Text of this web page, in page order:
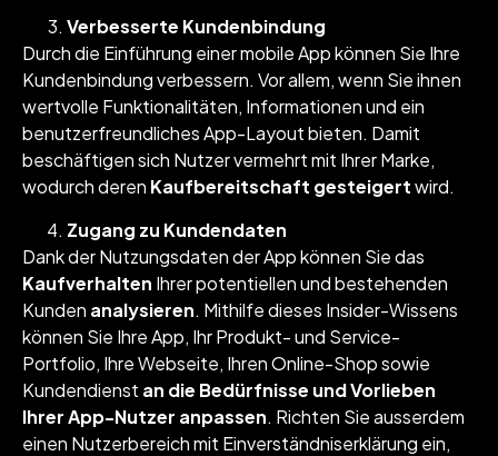
Verbesserte Kundenbindung
Durch die Einführung einer mobile App können Sie Ihre
Kundenbindung verbessern. Vor allem, wenn Sie ihnen
wertvolle Funktionalitäten, Informationen und ein
benutzerfreundliches App-Layout bieten. Damit
beschäftigen sich Nutzer vermehrt mit Ihrer Marke,
wodurch deren Kaufbereitschaft gesteigertwird.
Zugang zu Kundendaten
Dank der Nutzungsdaten der App können Sie das
Kaufverhalten Ihrer potentiellen und bestehenden
Kunden analysieren. Mithilfe dieses Insider-Wissens
können Sie Ihre App, Ihr Produkt- und Service-
Portfolio, Ihre Webseite, Ihren Online-Shop sowie
Kundendienst an die Bedürfnisse und Vorlieben
Ihrer App-Nutzer anpassen. Richten Sie ausserdem
einen Nutzerbereich mit Einverständniserklärung ein,